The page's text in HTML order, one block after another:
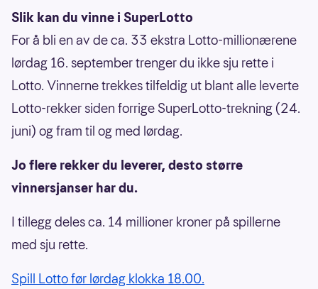
Slik kan du vinne i SuperLotto
For å bli en av de ca. 33 ekstra Lotto-millionærene
lørdag 16. september trenger du ikke sju rette i
Lotto. Vinnerne trekkes tilfeldig ut blant alle leverte
Lotto-rekker siden forrige SuperLotto-trekning (24.
juni) og fram til og med lørdag.
Jo flere rekker du leverer, desto større
vinnersjanser har du.
I tillegg deles ca. 14 millioner kroner på spillerne
med sju rette.
Spill Lotto før lørdag klokka 18.00.